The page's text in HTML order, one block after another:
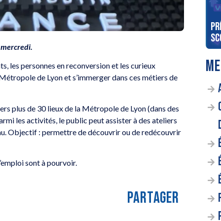
les personnes en reconversion et les curieux
de Lyon et s’immerger dans ces métiers de
plus de 30 lieux de la Métropole de Lyon (dans des
les activités, le public peut assister à des ateliers
Objectif : permettre de découvrir ou de redécouvrir
sont à pourvoir.
PARTAGER
pour deux au
Gagnez votre diner entre Ciel